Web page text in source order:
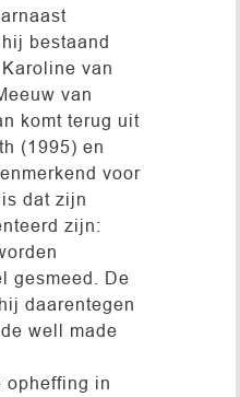
bestaand
van
van
komt terug uit
(1995) en
voor
dat zijn
zijn:
gesmeed. De
daarentegen
well made
opheffing in